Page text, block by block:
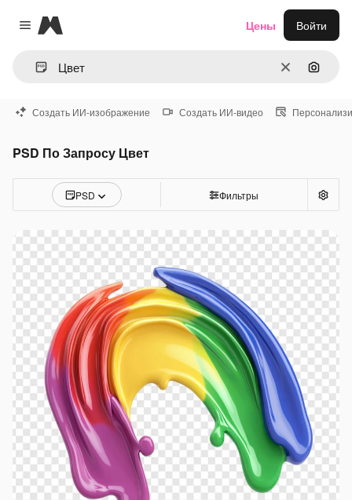
Close menu
Magnific
ОчиститьПоиск
Цены Войти
Создать ИИ-изображение Создать ИИ-видео
PSD По Запросу Цвет
PSD Фильтры